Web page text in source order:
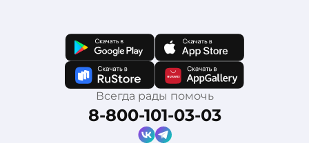
Всегда рады помочь
8-800-101-03-03